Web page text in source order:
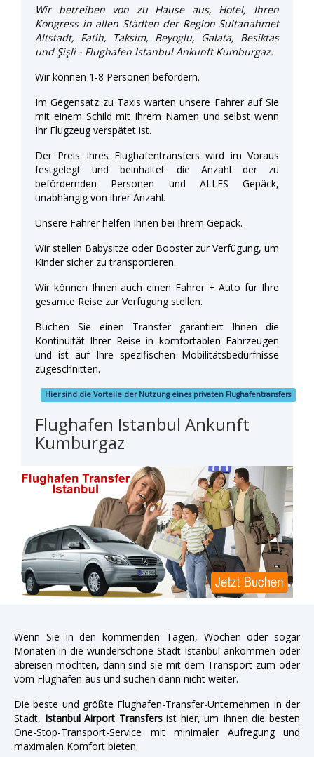
Wir betreiben von zu Hause aus, Hotel, Ihren
Kongress in allen Städten der Region Sultanahmet
Altstadt, Fatih, Taksim, Beyoglu, Galata, Besiktas
und Şişli - Flughafen Istanbul Ankunft Kumburgaz.
Wir können 1-8 Personen befördern.
Im Gegensatz zu Taxis warten unsere Fahrer auf Sie
mit einem Schild mit Ihrem Namen und selbst wenn
Ihr Flugzeug verspätet ist.
Der Preis Ihres Flughafentransfers wird im Voraus
festgelegt und beinhaltet die Anzahl der zu
befördernden Personen und ALLES Gepäck,
unabhängig von ihrer Anzahl.
Unsere Fahrer helfen Ihnen bei Ihrem Gepäck.
Wir stellen Babysitze oder Booster zur Verfügung, um
Kinder sicher zu transportieren.
Wir können Ihnen auch einen Fahrer + Auto für Ihre
gesamte Reise zur Verfügung stellen.
Buchen Sie einen Transfer garantiert Ihnen die
Kontinuität Ihrer Reise in komfortablen Fahrzeugen
und ist auf Ihre spezifischen Mobilitätsbedürfnisse
zugeschnitten.
Hier sind die Vorteile der Nutzung eines privaten Flughafentransfers
Flughafen Istanbul Ankunft
Kumburgaz
Wenn Sie in den kommenden Tagen, Wochen oder sogar
Monaten in die wunderschöne Stadt Istanbul ankommen oder
abreisen möchten, dann sind sie mit dem Transport zum oder
vom Flughafen aus und suchen dann nicht weiter.
Die beste und größte Flughafen-Transfer-Unternehmen in der
Stadt, Istanbul Airport Transfersist hier, um Ihnen die besten
One-Stop-Transport-Service mit minimaler Aufregung und
maximalen Komfort bieten.